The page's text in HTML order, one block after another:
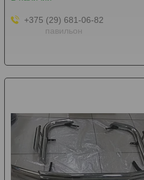
+375 (29) 681-06-82
павильон